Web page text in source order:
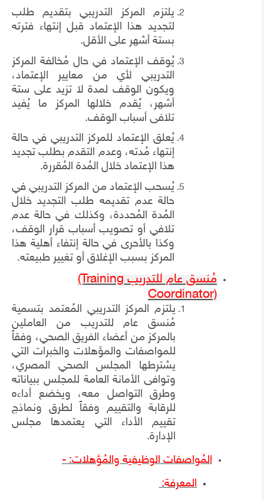
يلتزم المركز التدريبي بتقديم طلب
لتجديد هذا الإعتماد قبل إنتهاء فترته
بستة أشهر على الأقل.
يُوقف الإعتماد في حال مُخالفة المركز
التدريبي لأي من معايير الإعتماد،
ويكون الوقف لمدة لا تزيد على ستة
أشهر، يُقدم خلالها المركز ما يُفيد
تلافى أسباب الوقف.
يُعلق الإعتماد للمركز التدريبي في حالة
إنتهاء مُدته، وعدم التقدم بطلب تجديد
هذا الإعتماد خلال المُدة المُقررة.
يُسحب الإعتماد من المركز التدريبي في
حالة عدم تقديمه طلب التجديد خلال
المُدة المُحددة، وكذلك في حالة عدم
تلافي أو تصويب أسباب قرار الوقف،
وكذا بالأحرى في حالة إنتفاء أهلية هذا
المركز بسبب الإغلاق أو تغيير طبيعته.
مُنسق عام للتدريب (Training
Coordinator)
يلتزم المركز التدريبي المُعتمد بتسمية
مُنسق عام للتدريب من العاملين
بالمركز من أعضاء الفريق الصحي، وفقاً
للمواصفات والمؤهلات والخبرات التي
يشترطها المجلس الصحي المصري،
وتوافى الأمانة العامة للمجلس ببياناته
وطرق التواصل معه، ويخضع أداءه
للرقابة والتقييم وفقاً لطرق ونماذج
تقييم الأداء التي يعتمدها مجلس
الإدارة.
المُواصفات الوظيفية والمُؤهلات: -
المعرفة: